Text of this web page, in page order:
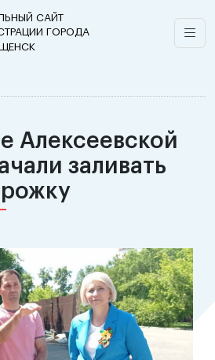
САЙТ
ГОРОДА
Алексеевской
заливать